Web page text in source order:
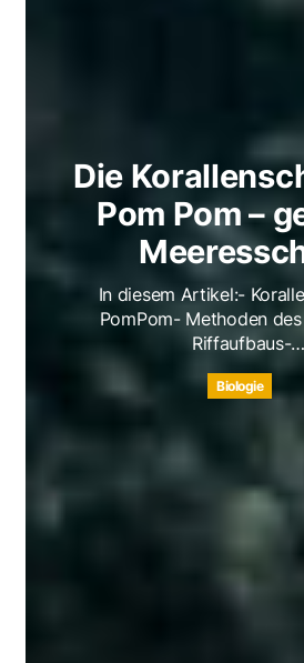
Die
Pom Pom –
In diesem Artikel:-
PomPom- Methoden
Riffaufbaus-…
Biologie